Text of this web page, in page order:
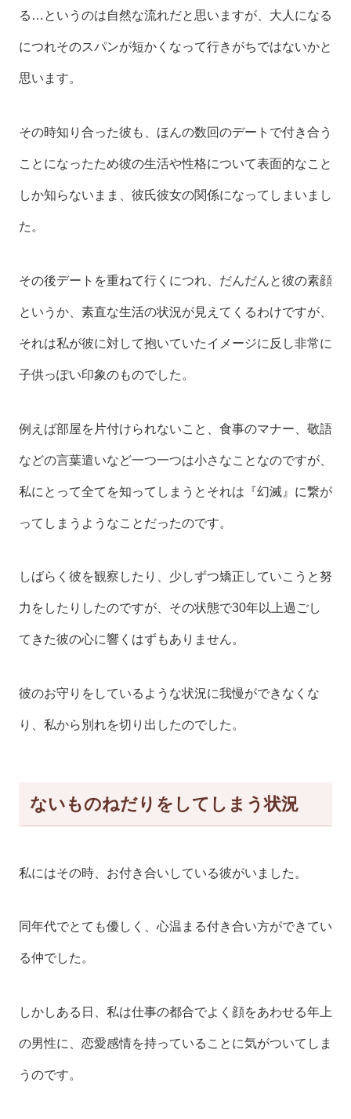
る…というのは自然な流れだと思いますが、大人になる
につれそのスパンが短かくなって行きがちではないかと
思います。
その時知り合った彼も、ほんの数回のデートで付き合う
ことになったため彼の生活や性格について表面的なこと
しか知らないまま、彼氏彼女の関係になってしまいまし
た。
その後デートを重ねて行くにつれ、だんだんと彼の素顔
というか、素直な生活の状況が見えてくるわけですが、
それは私が彼に対して抱いていたイメージに反し非常に
子供っぽい印象のものでした。
例えば部屋を片付けられないこと、食事のマナー、敬語
などの言葉遣いなど一つ一つは小さなことなのですが、
私にとって全てを知ってしまうとそれは『幻滅』に繋が
ってしまうようなことだったのです。
しばらく彼を観察したり、少しずつ矯正していこうと努
力をしたりしたのですが、その状態で30年以上過ごし
てきた彼の心に響くはずもありません。
彼のお守りをしているような状況に我慢ができなくな
り、私から別れを切り出したのでした。
ないものねだりをしてしまう状況
私にはその時、お付き合いしている彼がいました。
同年代でとても優しく、心温まる付き合い方ができてい
る仲でした。
しかしある日、私は仕事の都合でよく顔をあわせる年上
の男性に、恋愛感情を持っていることに気がついてしま
うのです。